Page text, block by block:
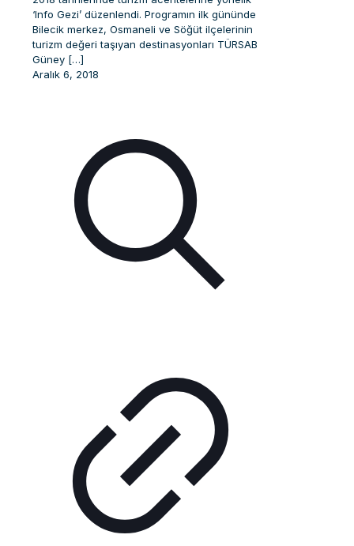
‘Info Gezi’ düzenlendi. Programın ilk gününde
Bilecik merkez, Osmaneli ve Söğüt ilçelerinin
turizm değeri taşıyan destinasyonları TÜRSAB
Güney […]
Aralık 6, 2018